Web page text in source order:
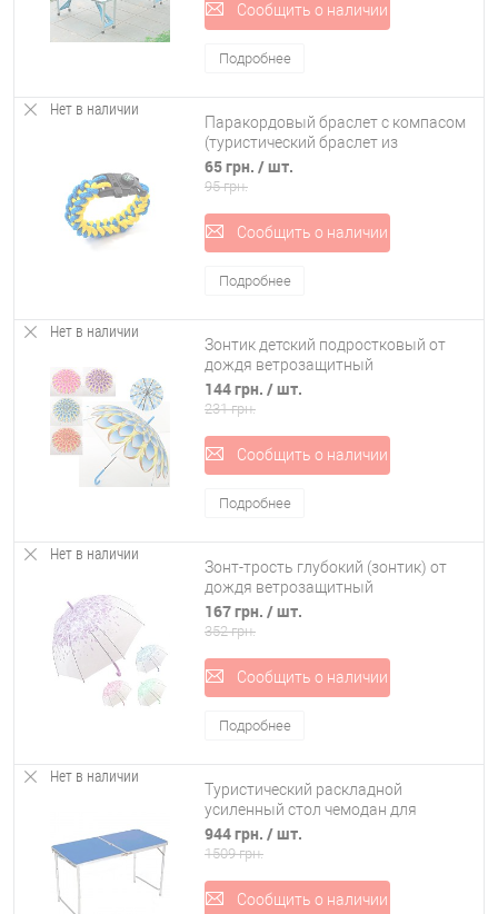
Сообщить о наличии
Подробнее
Нет в наличии
Паракордовый браслет с компасом
(туристический браслет из
паракорда) OSPORT (ty-0054)
65 грн. / шт.
95 грн.
Сообщить о наличии
Подробнее
Нет в наличии
Зонтик детский подростковый от
дождя ветрозащитный
разноцветный прозрачный (яркий
цветок) 92см Profi (MK 4112)
144 грн. / шт.
231 грн.
Сообщить о наличии
Подробнее
Нет в наличии
Зонт-трость глубокий (зонтик) от
дождя ветрозащитный
полуавтомат 60см Весна Stenson
(R83141)
167 грн. / шт.
352 грн.
Сообщить о наличии
Подробнее
Нет в наличии
Туристический раскладной
усиленный стол чемодан для
пикника и рыбалки, кемпинга
Stenson (MH-3089XL)
944 грн. / шт.
1509 грн.
Сообщить о наличии